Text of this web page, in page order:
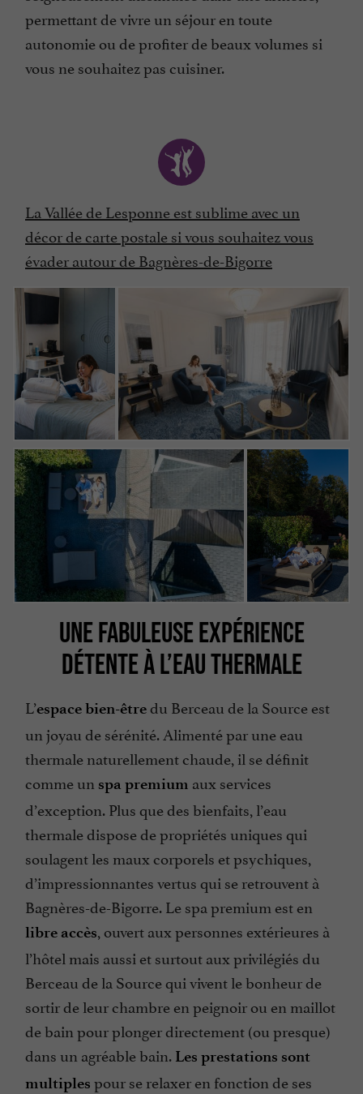
permettant de vivre un séjour en toute
autonomie ou de profiter de beaux volumes si
vous ne souhaitez pas cuisiner.
La Vallée de Lesponne est sublime avec un
décor de carte postale si vous souhaitez vous
évader autour de Bagnères-de-Bigorre
UNE FABULEUSE EXPÉRIENCE
DÉTENTE À L’EAU THERMALE
L’espace bien-êtredu Berceau de la Source est
un joyau de sérénité. Alimenté par une eau
thermale naturellement chaude, il se définit
comme un spa premium aux services
d’exception. Plus que des bienfaits, l’eau
thermale dispose de propriétés uniques qui
soulagent les maux corporels et psychiques,
d’impressionnantes vertus qui se retrouvent à
Bagnères-de-Bigorre. Le spa premium est en
libre accès, ouvert aux personnes extérieures à
l’hôtel mais aussi et surtout aux privilégiés du
Berceau de la Source qui vivent le bonheur de
sortir de leur chambre en peignoir ou en maillot
de bain pour plonger directement (ou presque)
dans un agréable bain. Les prestations sont
multiples pour se relaxer en fonction de ses